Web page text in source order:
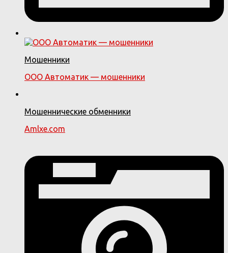
Мошенники
ООО Автоматик — мошенники
Мошеннические обменники
Amlxe.com